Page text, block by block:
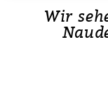
Wir